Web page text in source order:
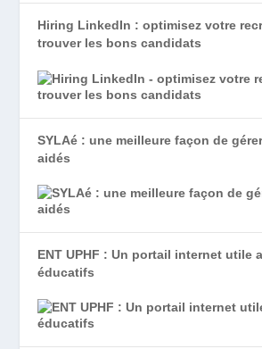
Hiring LinkedIn : optimisez votre
trouver les bons candidats
SYLAé : une meilleure façon de
aidés
ENT UPHF : Un portail internet utile
éducatifs